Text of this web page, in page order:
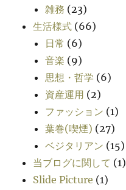
雑務 (23)
生活様式 (66)
日常 (6)
音楽 (9)
思想・哲学 (6)
資産運用 (2)
ファッション (1)
葉巻(喫煙) (27)
ベジタリアン (15)
当ブログに関して (1)
Slide Picture (1)